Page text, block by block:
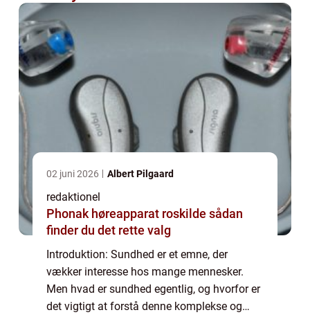
02 juni 2026 Albert Pilgaard
redaktionel
Phonak høreapparat roskilde sådan
finder du det rette valg
Introduktion: Sundhed er et emne, der
vækker interesse hos mange mennesker.
Men hvad er sundhed egentlig, og hvorfor er
det vigtigt at forstå denne komplekse og